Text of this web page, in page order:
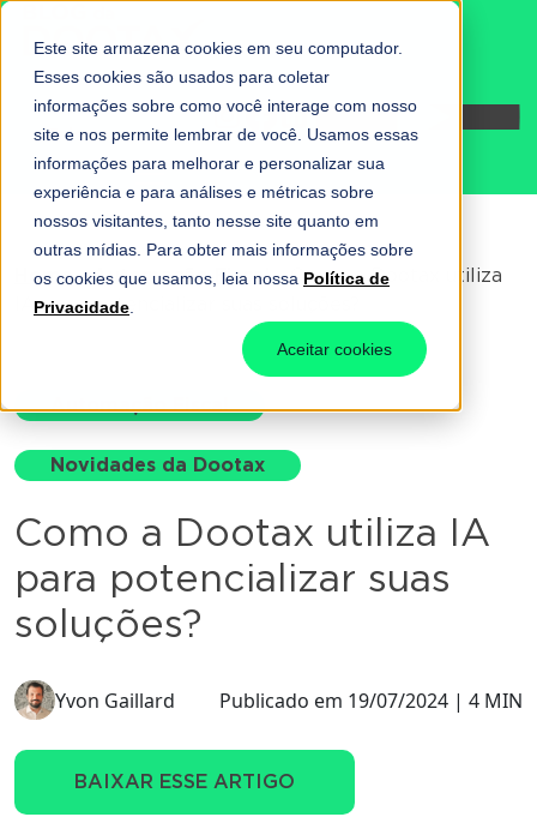
Este site armazena cookies em seu computador.
Esses cookies são usados para coletar
informações sobre como você interage com nosso
site e nos permite lembrar de você. Usamos essas
informações para melhorar e personalizar sua
experiência e para análises e métricas sobre
nossos visitantes, tanto nesse site quanto em
outras mídias. Para obter mais informações sobre
os cookies que usamos, leia nossa Política de
Privacidade
Aceitar cookies
Fale conosco
Home-Automação Fiscal-Como a Dootax utiliza
IA para potencializar suas soluções?
Automação Fiscal
Novidades da Dootax
Como a Dootax utiliza IA
para potencializar suas
soluções?
Yvon Gaillard Publicado em 19/07/2024 | 4 MIN
BAIXAR ESSE ARTIGO